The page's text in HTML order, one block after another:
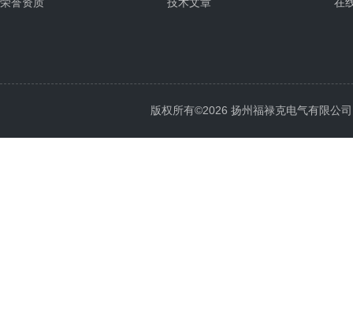
版权所有©2026 扬州福禄克电气有限公